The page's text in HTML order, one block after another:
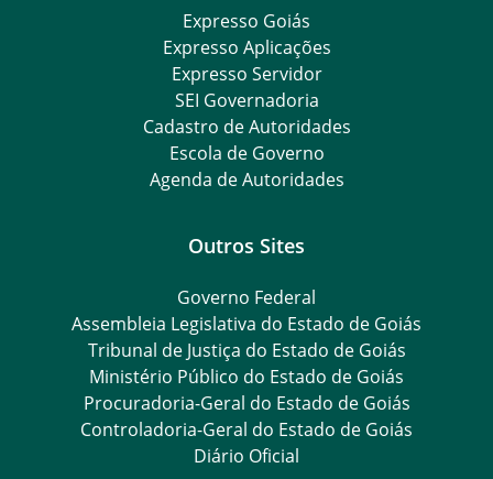
Expresso Goiás
Expresso Aplicações
Expresso Servidor
SEI Governadoria
Cadastro de Autoridades
Escola de Governo
Agenda de Autoridades
Outros Sites
Governo Federal
Assembleia Legislativa do Estado de Goiás
Tribunal de Justiça do Estado de Goiás
Ministério Público do Estado de Goiás
Procuradoria-Geral do Estado de Goiás
Controladoria-Geral do Estado de Goiás
Diário Oficial